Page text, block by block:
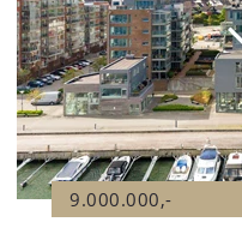
9.000.000,-